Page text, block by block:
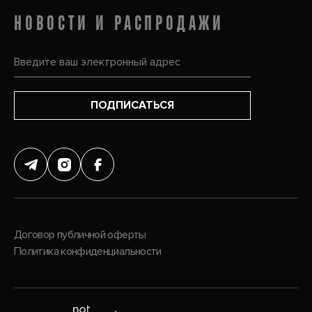
НОВОСТИ И РАСПРОДАЖИ
ПОДПИСАТЬСЯ
Договор публичной оферты
Политика конфиденциальности